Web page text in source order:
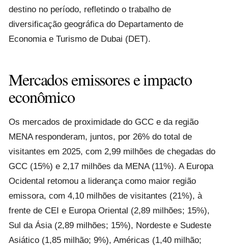
destino no período, refletindo o trabalho de
diversificação geográfica do Departamento de
Economia e Turismo de Dubai (DET).
Mercados emissores e impacto
econômico
Os mercados de proximidade do GCC e da região
MENA responderam, juntos, por 26% do total de
visitantes em 2025, com 2,99 milhões de chegadas do
GCC (15%) e 2,17 milhões da MENA (11%). A Europa
Ocidental retomou a liderança como maior região
emissora, com 4,10 milhões de visitantes (21%), à
frente de CEI e Europa Oriental (2,89 milhões; 15%),
Sul da Ásia (2,89 milhões; 15%), Nordeste e Sudeste
Asiático (1,85 milhão; 9%), Américas (1,40 milhão;